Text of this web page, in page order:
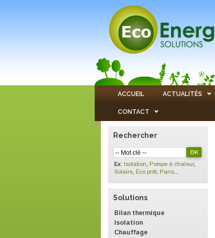
ACCUEIL ACTUALITÉS
CONTACT
Rechercher
Ex: Isolation Pompe à chaleur,
Solaire Éco prêt Paris
Solutions
Bilan thermique
Isolation
Chauffage